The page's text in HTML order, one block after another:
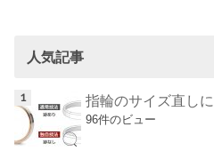
人気記事
指輪のサイズ直し
96件のビュー